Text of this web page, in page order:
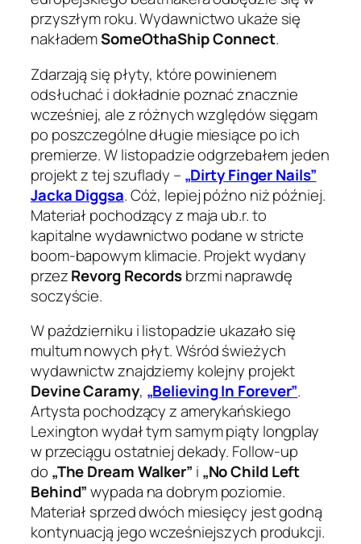
przyszłym roku. Wydawnictwo ukaże się
nakłademSomeOthaShip Connect.
Zdarzają się płyty, które powinienem
odsłuchać i dokładnie poznać znacznie
wcześniej, ale z różnych względów sięgam
po poszczególne długie miesiące po ich
premierze. W listopadzie odgrzebałem jeden
projekt z tej szuflady – „Dirty Finger Nails”
Jacka Diggsa. Cóż, lepiej późno niż później.
Materiał pochodzący z maja ub.r. to
kapitalne wydawnictwo podane w stricte
boom-bapowym klimacie. Projekt wydany
przezRevorg Recordsbrzmi naprawdę
soczyście.
W październiku i listopadzie ukazało się
multum nowych płyt. Wśród świeżych
wydawnictw znajdziemy kolejny projekt
Devine Caramy, „Believing In Forever”.
Artysta pochodzący z amerykańskiego
Lexington wydał tym samym piąty longplay
w przeciągu ostatniej dekady. Follow-up
do „The Dream Walker” i „No Child Left
Behind”wypada na dobrym poziomie.
Materiał sprzed dwóch miesięcy jest godną
kontynuacją jego wcześniejszych produkcji.